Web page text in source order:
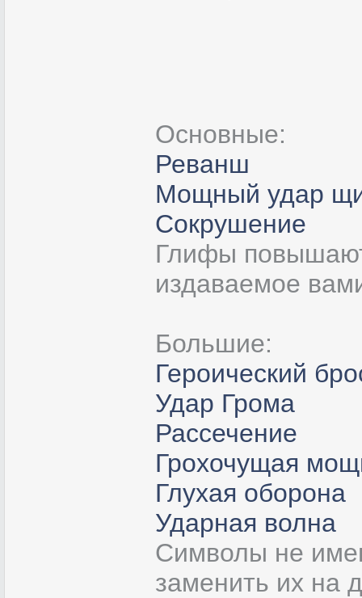
Основные:
Реванш
Мощный удар
Сокрушение
Глифы
издаваемое
Большие:
Героический
Удар Грома
Рассечение
Грохочущая
Глухая оборона
Ударная волна
Символы не
заменить их на